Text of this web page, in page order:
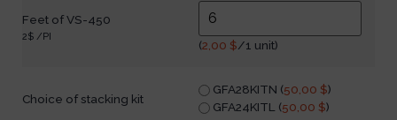
Feet of VS-450
2$ /PI
(2,00 $/1 unit)
Choice of stacking kit
GFA28KITN (50,00 $)
GFA24KITL (50,00 $)